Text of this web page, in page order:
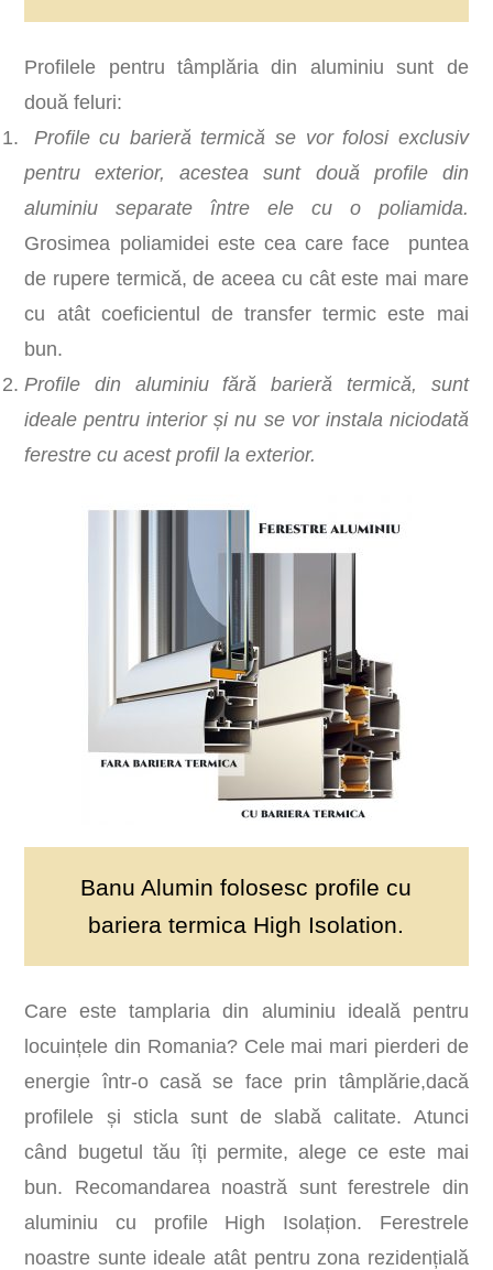
Profilele pentru tâmplăria din aluminiu sunt de
două feluri:
Profile cu barieră termică se vor folosi exclusiv
pentru exterior, acestea sunt două profile din
aluminiu separate între ele cu o poliamida.
Grosimea poliamidei este cea care face puntea
de rupere termică, de aceea cu cât este mai mare
cu atât coeficientul de transfer termic este mai
bun.
Profile din aluminiu fără barieră termică, sunt
ideale pentru interior și nu se vor instala niciodată
ferestre cu acest profil la exterior.
Banu Alumin folosesc profile cu
bariera termica High Isolation.
Care este tamplaria din aluminiu ideală pentru
locuințele din Romania? Cele mai mari pierderi de
energie într-o casă se face prin tâmplărie,dacă
profilele și sticla sunt de slabă calitate. Atunci
când bugetul tău îți permite, alege ce este mai
bun. Recomandarea noastră sunt ferestrele din
aluminiu cu profile High Isolațion. Ferestrele
noastre sunte ideale atât pentru zona rezidențială